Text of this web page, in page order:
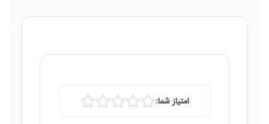
امتیاز شما: